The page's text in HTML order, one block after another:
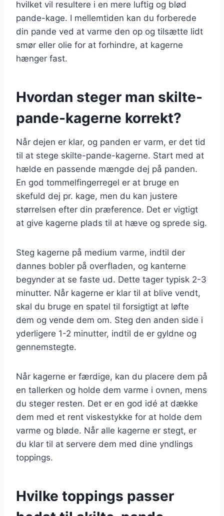
hvilket vil resultere i en mere luftig og blød
pande-kage. I mellemtiden kan du forberede
din pande ved at varme den op og tilsætte lidt
smør eller olie for at forhindre, at kagerne
hænger fast.
Hvordan steger man skilte-
pande-kagerne korrekt?
Når dejen er klar, og panden er varm, er det tid
til at stege skilte-pande-kagerne. Start med at
hælde en passende mængde dej på panden.
En god tommelfingerregel er at bruge en
skefuld dej pr. kage, men du kan justere
størrelsen efter din præference. Det er vigtigt
at give kagerne plads til at hæve og sprede sig.
Steg kagerne på medium varme, indtil der
dannes bobler på overfladen, og kanterne
begynder at se faste ud. Dette tager typisk 2-3
minutter. Når kagerne er klar til at blive vendt,
skal du bruge en spatel til forsigtigt at løfte
dem og vende dem om. Steg den anden side i
yderligere 1-2 minutter, indtil de er gyldne og
gennemstegte.
Når kagerne er færdige, kan du placere dem på
en tallerken og holde dem varme i ovnen, mens
du steger resten. Det er en god idé at dække
dem med et rent viskestykke for at holde dem
varme og bløde. Når alle kagerne er stegt, er
du klar til at servere dem med dine yndlings
toppings.
Hvilke toppings passer